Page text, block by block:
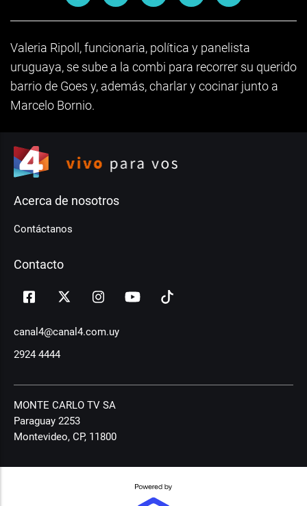
Valeria Ripoll, funcionaria, política y panelista
uruguaya, se sube a la combi para recorrer su querido
barrio de Goes y, además, charlar y cocinar junto a
Marcelo Bornio.
Acerca de nosotros
Contáctanos
Contacto
canal4@canal4.com.uy
2924 4444
MONTE CARLO TV SA
Paraguay 2253
Montevideo, CP, 11800